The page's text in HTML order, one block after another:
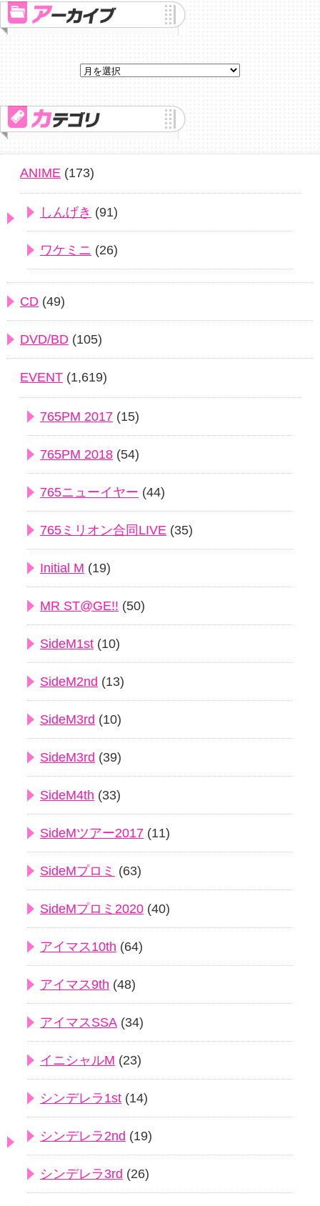
ANIME (173)
しんげき (91)
ワケミニ (26)
CD (49)
DVD/BD (105)
EVENT (1,619)
765PM 2017 (15)
765PM 2018 (54)
765ニューイヤー (44)
765ミリオン合同LIVE (35)
Initial M (19)
MR ST@GE!! (50)
SideM1st (10)
SideM2nd (13)
SideM3rd (10)
SideM3rd (39)
SideM4th (33)
SideMツアー2017 (11)
SideMプロミ (63)
SideMプロミ2020 (40)
アイマス10th (64)
アイマス9th (48)
アイマスSSA (34)
イニシャルM (23)
シンデレラ1st (14)
シンデレラ2nd (19)
シンデレラ3rd (26)